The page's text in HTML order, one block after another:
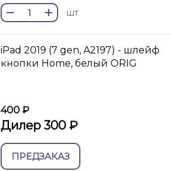
шт
iPad 2019 (7 gen, A2197) - шлейф
кнопки Home, белый ORIG
400 ₽
Дилер 300 ₽
ПРЕДЗАКАЗ